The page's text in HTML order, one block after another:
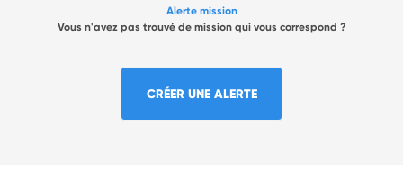
Alerte mission
Vous n'avez pas trouvé de mission qui vous correspond ?
CRÉER UNE ALERTE